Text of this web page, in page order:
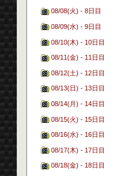
08/08(火) - 8日目
08/09(水) - 9日目
08/10(木) - 10日目
08/11(金) - 11日目
08/12(土) - 12日目
08/13(日) - 13日目
08/14(月) - 14日目
08/15(火) - 15日目
08/16(水) - 16日目
08/17(木) - 17日目
08/18(金) - 18日目